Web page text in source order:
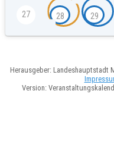
27 28 29
Herausgeber: Landeshauptstadt
Version: